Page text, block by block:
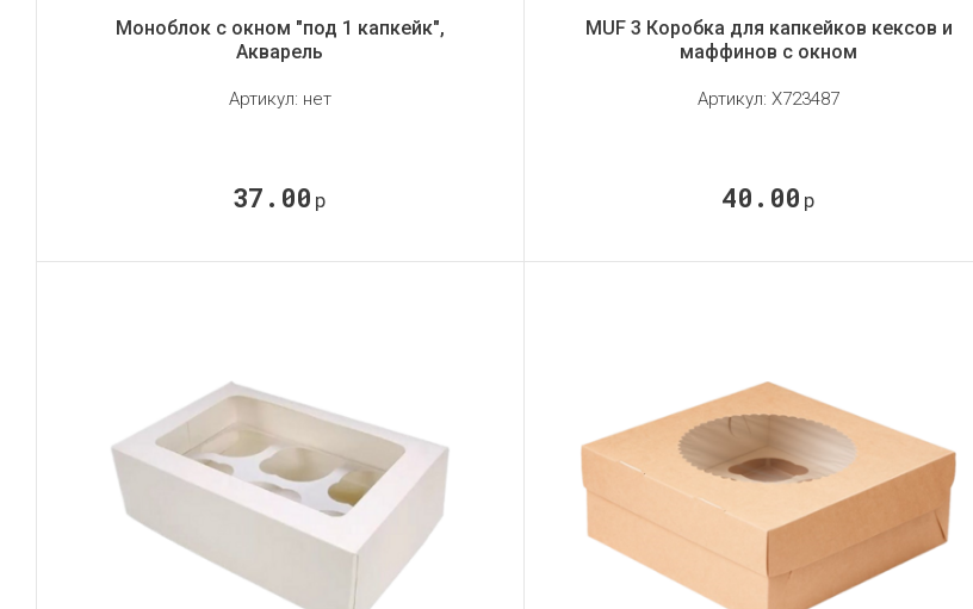
Моноблок с окном "под 1 капкейк",
Акварель
Артикул: нет
37.00 р
MUF 3 Коробка для капкейков кексов и
маффинов с окном
Артикул: X723487
40.00 р